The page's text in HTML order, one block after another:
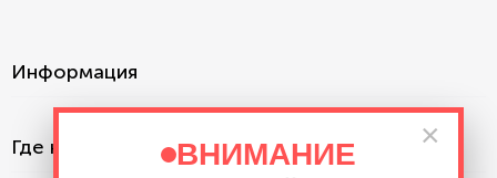
×
ВНИМАНИЕ
Информация
Где купить?